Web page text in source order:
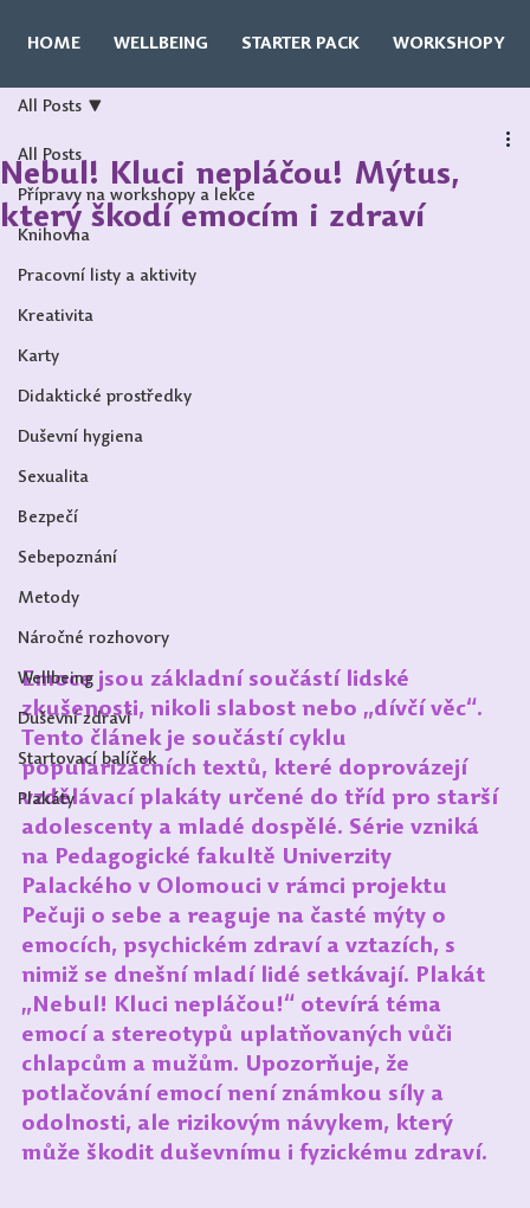
HOME WELLBEING STARTER PACK WORKSHOPY
All Posts
Přípravy na workshopy a lekce
Knihovna
Pracovní listy a aktivity
Kreativita
Karty
Didaktické prostředky
Duševní hygiena
Sexualita
Bezpečí
Sebepoznání
Metody
Náročné rozhovory
Wellbeing
Duševní zdraví
Startovací balíček
Plakáty
All Posts
Nebul! Kluci nepláčou! Mýtus,
který škodí emocím i zdraví
Emoce jsou základní součástí lidské
zkušenosti, nikoli slabost nebo „dívčí věc“.
Tento článek je součástí cyklu
popularizačních textů, které doprovázejí
vzdělávací plakáty určené do tříd pro starší
adolescenty a mladé dospělé. Série vzniká
na Pedagogické fakultě Univerzity
Palackého v Olomouci v rámci projektu
Pečuji o sebe a reaguje na časté mýty o
emocích, psychickém zdraví a vztazích, s
nimiž se dnešní mladí lidé setkávají. Plakát
„Nebul! Kluci nepláčou!“ otevírá téma
emocí a stereotypů uplatňovaných vůči
chlapcům a mužům. Upozorňuje, že
potlačování emocí není známkou síly a
odolnosti, ale rizikovým návykem, který
může škodit duševnímu i fyzickému zdraví.